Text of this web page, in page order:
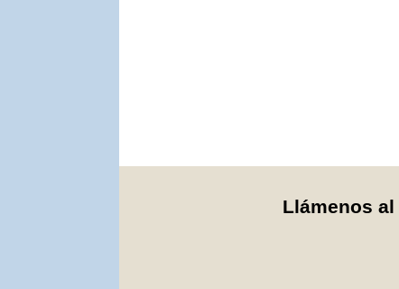
Llámenos al